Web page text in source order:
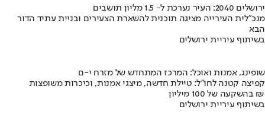
ירושלים 2040: העיר נערכת ל- 1.5 מליון תושבים
מנכ"לית העירייה מציגה תוכנית להשארת הצעירים ובניית עתיד הדור
הבא
בשיתוף עיריית ירושלים
שופינג, אמנות ואוכל: המרכז המתחדש של מזרח י-ם
קפיצה קטנה לחו"ל: טיילת חדשה, מיצגי אמנות, וכיכרות משופצות
בהשקעה של 100 מיליון ₪
בשיתוף עיריית ירושלים